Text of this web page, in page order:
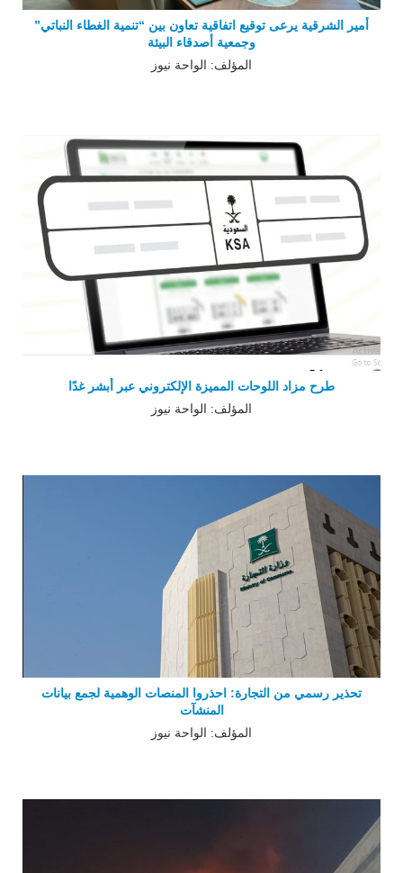
أمير الشرقية يرعى توقيع اتفاقية تعاون بين “تنمية الغطاء النباتي”
وجمعية أصدقاء البيئة
المؤلف: الواحة نيوز
طرح مزاد اللوحات المميزة الإلكتروني عبر أبشر غدًا
المؤلف: الواحة نيوز
تحذير رسمي من التجارة: احذروا المنصات الوهمية لجمع بيانات
المنشآت
المؤلف: الواحة نيوز